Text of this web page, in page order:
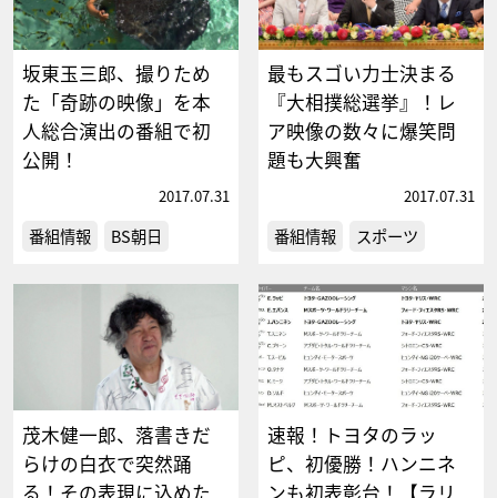
坂東玉三郎、撮りため
た「奇跡の映像」を本
人総合演出の番組で初
公開！
2017.07.31
番組情報 BS朝日
最もスゴい力士決まる
『大相撲総選挙』！レ
ア映像の数々に爆笑問
題も大興奮
2017.07.31
番組情報 スポーツ
茂木健一郎、落書きだ
らけの白衣で突然踊
る！その表現に込めた
速報！トヨタのラッ
ピ、初優勝！ハンニネ
ンも初表彰台！【ラリ